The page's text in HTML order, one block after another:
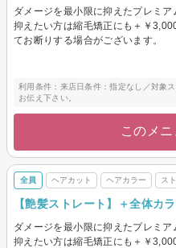
ダメージを最小限に抑えたプレミ
抑えたい方は縮毛矯正にも＋￥
てお断りする場合がございます。
利用条件：来店日条件：指定なし／対象
お伝え下さい。
このメ
全員 ヘアカット ヘアカラー ス
【艶髪ストレート】＋全体カ
ダメージを最小限に抑えたプレミ
抑えたい方は縮毛矯正にも＋￥